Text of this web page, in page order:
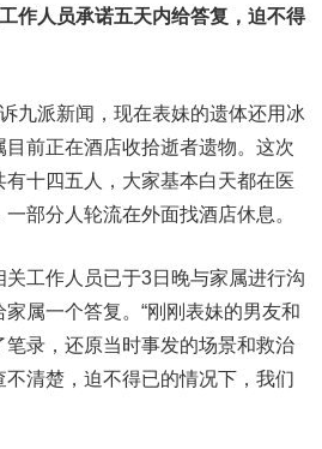
作人员承诺五天内给答复，迫不得
九派新闻，现在表妹的遗体还用冰
前正在酒店收拾逝者遗物。这次
十四五人，大家基本白天都在医
部分人轮流在外面找酒店休息。
工作人员已于3日晚与家属进行沟
属一个答复。“刚刚表妹的男友和
录，还原当时事发的场景和救治
清楚，迫不得已的情况下，我们